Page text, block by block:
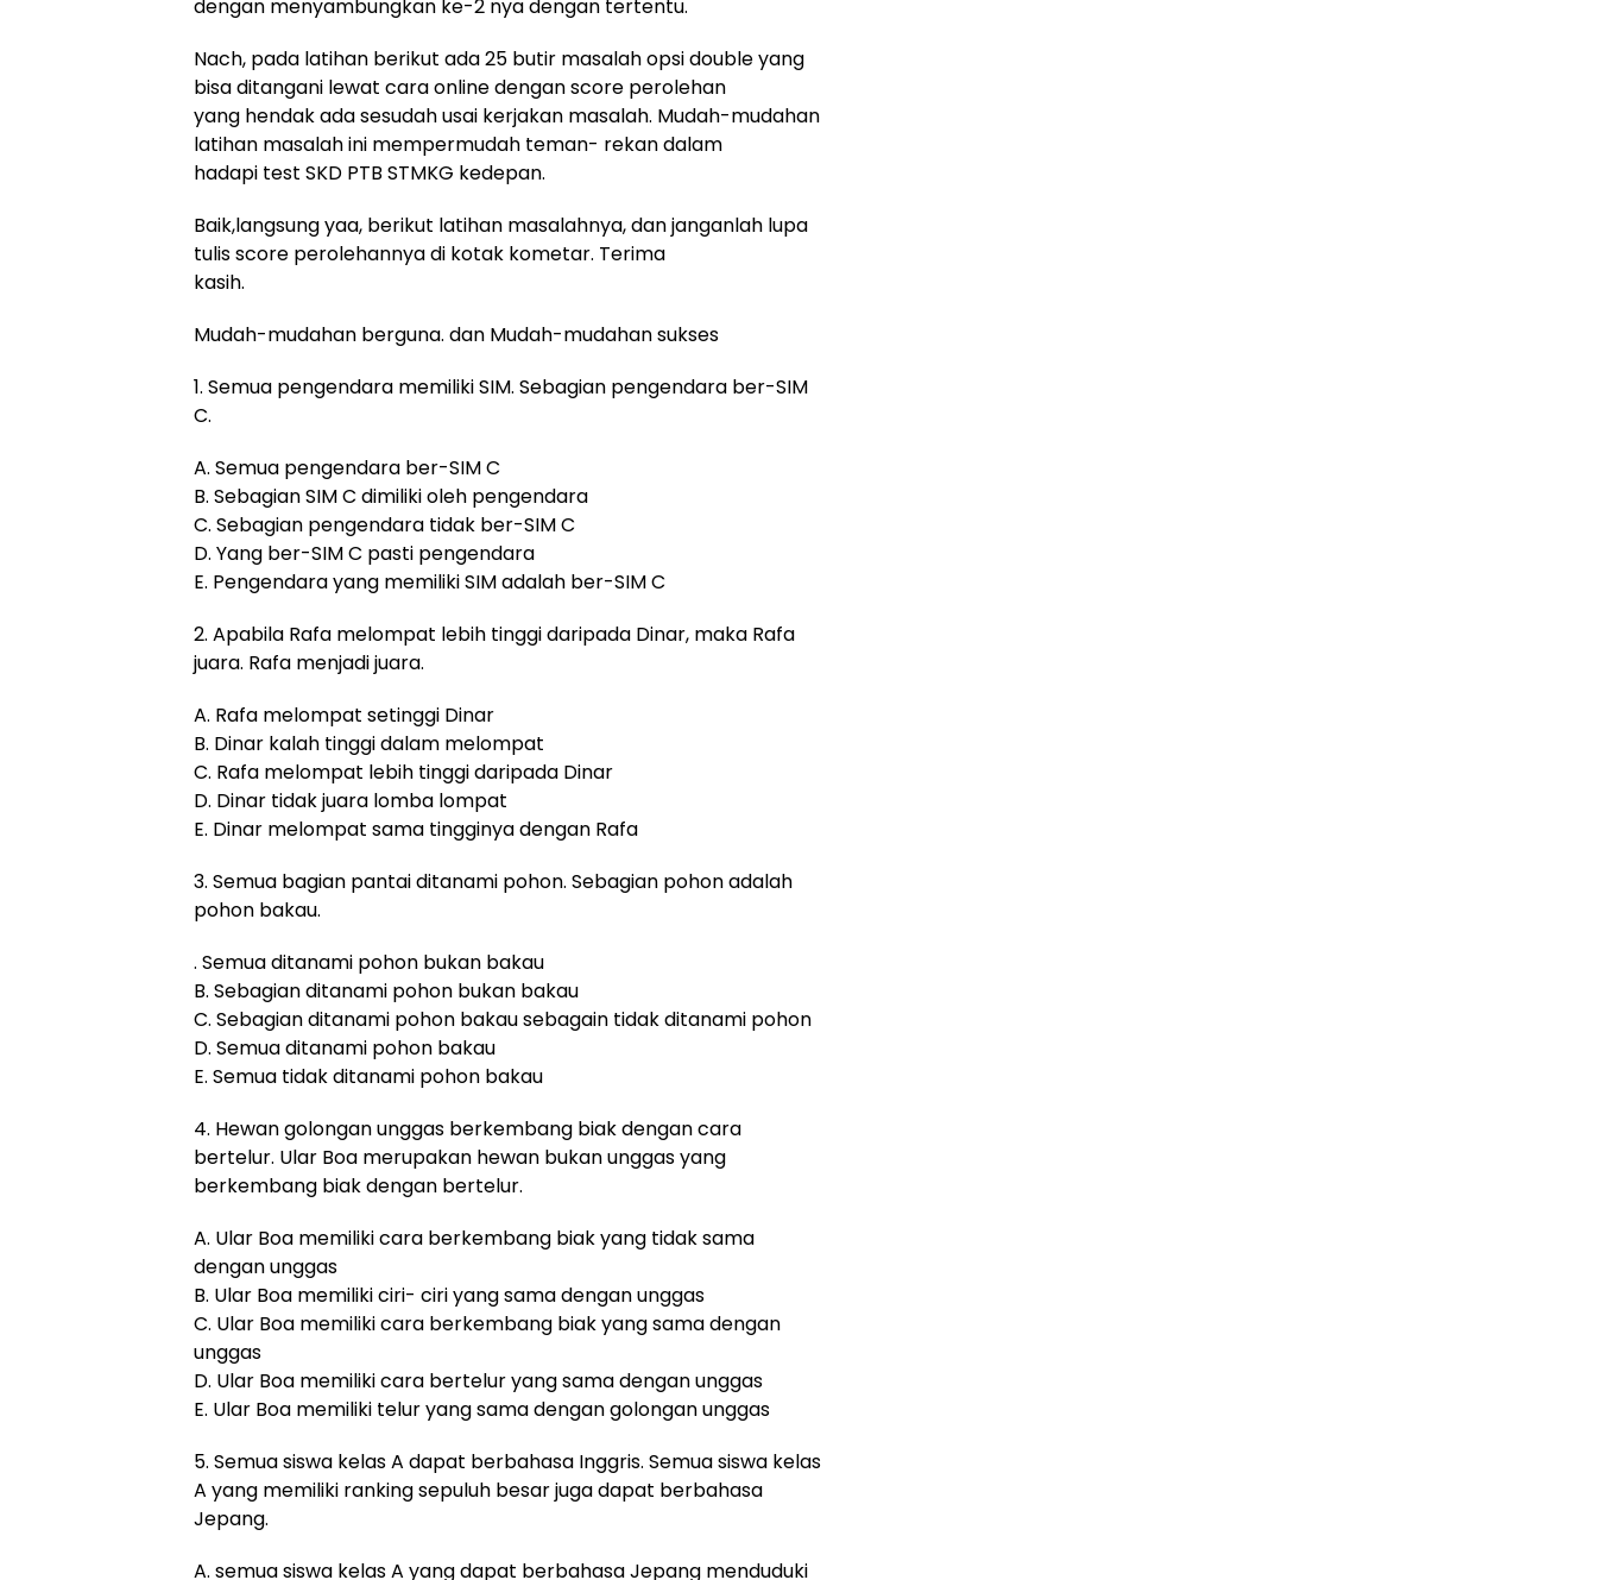
dengan menyambungkan ke-2 nya dengan tertentu.
Nach, pada latihan berikut ada 25 butir masalah opsi double yang
bisa ditangani lewat cara online dengan score perolehan
yang hendak ada sesudah usai kerjakan masalah. Mudah-mudahan
latihan masalah ini mempermudah teman- rekan dalam
hadapi test SKD PTB STMKG kedepan.
Baik,langsung yaa, berikut latihan masalahnya, dan janganlah lupa
tulis score perolehannya di kotak kometar. Terima
kasih.
Mudah-mudahan berguna. dan Mudah-mudahan sukses
1. Semua pengendara memiliki SIM. Sebagian pengendara ber-SIM
C.
A. Semua pengendara ber-SIM C
B. Sebagian SIM C dimiliki oleh pengendara
C. Sebagian pengendara tidak ber-SIM C
D. Yang ber-SIM C pasti pengendara
E. Pengendara yang memiliki SIM adalah ber-SIM C
2. Apabila Rafa melompat lebih tinggi daripada Dinar, maka Rafa
juara. Rafa menjadi juara.
A. Rafa melompat setinggi Dinar
B. Dinar kalah tinggi dalam melompat
C. Rafa melompat lebih tinggi daripada Dinar
D. Dinar tidak juara lomba lompat
E. Dinar melompat sama tingginya dengan Rafa
3. Semua bagian pantai ditanami pohon. Sebagian pohon adalah
pohon bakau.
. Semua ditanami pohon bukan bakau
B. Sebagian ditanami pohon bukan bakau
C. Sebagian ditanami pohon bakau sebagain tidak ditanami pohon
D. Semua ditanami pohon bakau
E. Semua tidak ditanami pohon bakau
4. Hewan golongan unggas berkembang biak dengan cara
bertelur. Ular Boa merupakan hewan bukan unggas yang
berkembang biak dengan bertelur.
A. Ular Boa memiliki cara berkembang biak yang tidak sama
dengan unggas
B. Ular Boa memiliki ciri- ciri yang sama dengan unggas
C. Ular Boa memiliki cara berkembang biak yang sama dengan
unggas
D. Ular Boa memiliki cara bertelur yang sama dengan unggas
E. Ular Boa memiliki telur yang sama dengan golongan unggas
5. Semua siswa kelas A dapat berbahasa Inggris. Semua siswa kelas
A yang memiliki ranking sepuluh besar juga dapat berbahasa
Jepang.
A. semua siswa kelas A yang dapat berbahasa Jepang menduduki